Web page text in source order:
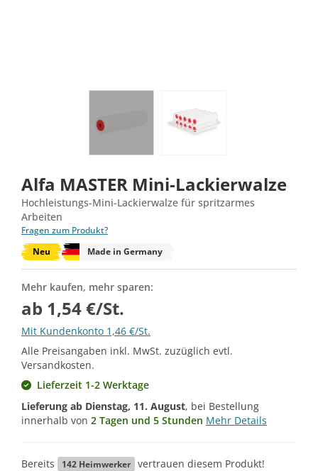
Alfa MASTER Mini-Lackierwalze
Hochleistungs-Mini-Lackierwalze für spritzarmes
Arbeiten
Fragen zum Produkt?
Neu
Made in Germany
Mehr kaufen, mehr sparen:
ab 1,54 €/St.
Mit Kundenkonto 1,46 €/St.
Alle Preisangaben inkl. MwSt. zuzüglich evtl.
Versandkosten.
Lieferzeit 1-2 Werktage
Lieferung ab Dienstag, 11. August, bei Bestellung
innerhalb von 2 Tagen und 5 Stunden Mehr Details
Bereits 142 Heimwerker vertrauen diesem Produkt!